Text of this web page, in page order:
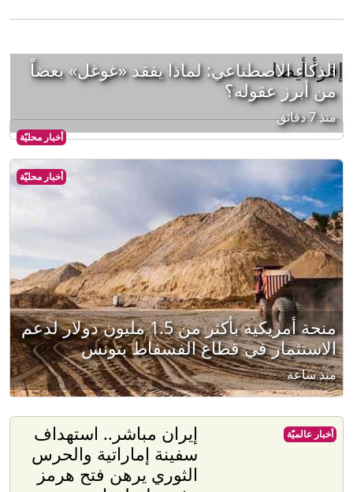
إقرأ أيضا
أخبار محليّة
الذكاء الاصطناعي: لماذا يفقد «غوغل» بعضاً
من أبرز عقوله؟
منذ 7 دقائق
أخبار محليّة
منحة أمريكية بأكثر من 1.5 مليون دولار لدعم
الاستثمار في قطاع الفسفاط بتونس
منذ ساعة
إيران مباشر.. استهداف
سفينة إماراتية والحرس
الثوري يرهن فتح هرمز
أخبار عالميّة